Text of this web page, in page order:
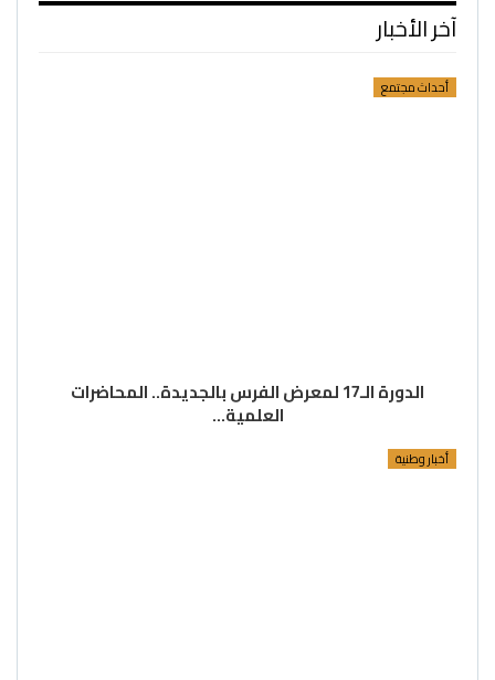
آخر الأخبار
أحداث مجتمع
الدورة الـ17 لمعرض الفرس بالجديدة.. المحاضرات
العلمية…
أخبار وطنية